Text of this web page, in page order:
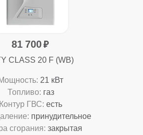
81 700
CLASS 20 F (WB)
21 кВт
Топливо: газ
Контур ГВС: есть
принудительное
сгорания: закрытая